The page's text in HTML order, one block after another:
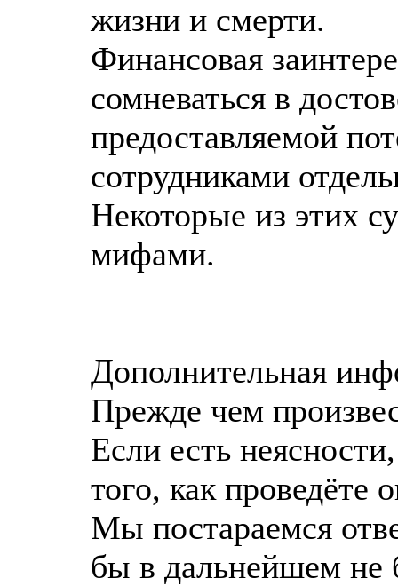
жизни и смерти.
Финансовая
сомневаться в
предоставляемой
сотрудниками
Некоторые из этих
мифами.
Дополнительная
Прежде чем
Если есть
того, как проведёте
Мы постараемся
бы в дальнейшем не